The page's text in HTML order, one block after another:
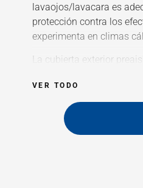
lavaojos/lavacara es
protección contra los
experimenta en climas
La cubierta exterior
UV del lavaojos protege
suciedad. La ducha y el
agua estipulados tanto
ANSI Z358.1-2014.
VER TODO